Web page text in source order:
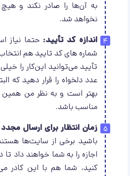
به آن‌ها را صادر نکند و
نخواهد شد.
اندازه کد تأیید: حتما نیاز
شماره‌ های کد تایید هم انتخاب
تأیید می‌توانید این‌‌کار را
عدد دلخواه را قرار دهید که
مناسب باشد.
زمان انتظار برای ارسال
باشید برخی از سایت‌ها
اجازه را به شما خواهند داد
کنید، شما هم با این کادر